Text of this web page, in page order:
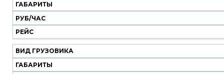
ГАБАРИТЫ
РУБ/ЧАС
РЕЙС
ВИД ГРУЗОВИКА
ГАБАРИТЫ